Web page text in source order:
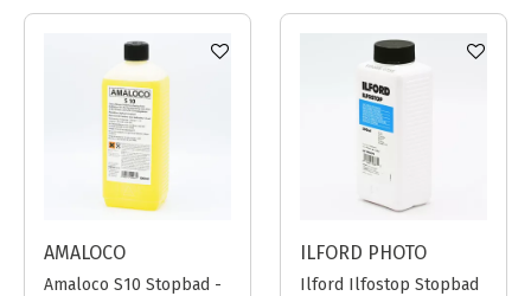
AMALOCO
Amaloco S10 Stopbad -
ILFORD PHOTO
Ilford Ilfostop Stopbad